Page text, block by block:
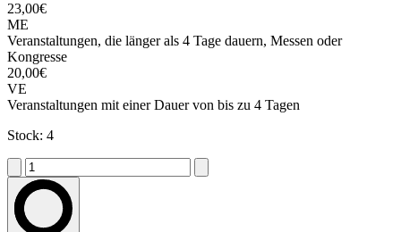
23,00€
ME
Veranstaltungen, die länger als 4 Tage dauern, Messen oder
Kongresse
20,00€
VE
Veranstaltungen mit einer Dauer von bis zu 4 Tagen
Stock: 4